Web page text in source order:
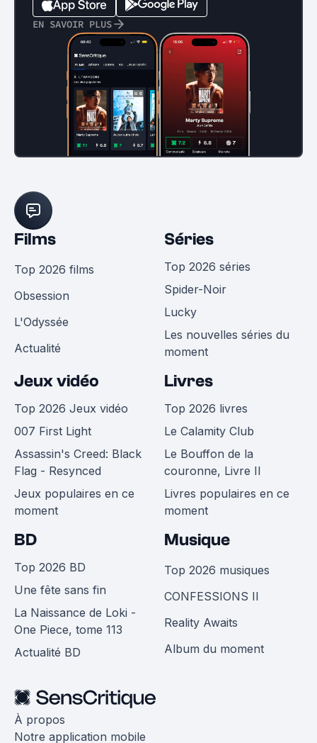
EN SAVOIR PLUS
Films
Top 2026 films
Obsession
L'Odyssée
Actualité
Séries
Top 2026 séries
Spider-Noir
Lucky
Les nouvelles séries du
moment
Jeux vidéo
Top 2026 Jeux vidéo
007 First Light
Assassin's Creed: Black
Flag - Resynced
Jeux populaires en ce
moment
Livres
Top 2026 livres
Le Calamity Club
Le Bouffon de la
couronne, Livre II
Livres populaires en ce
moment
BD
Top 2026 BD
Une fête sans fin
La Naissance de Loki -
One Piece, tome 113
Actualité BD
Musique
Top 2026 musiques
CONFESSIONS II
Reality Awaits
Album du moment
À propos
Notre application mobile